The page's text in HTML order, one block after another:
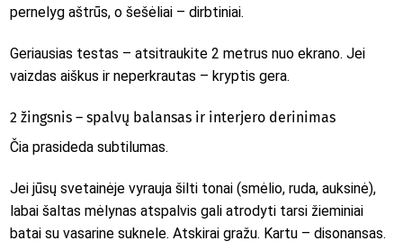
pernelyg aštrūs, o šešėliai – dirbtiniai.
Geriausias testas – atsitraukite 2 metrus nuo ekrano. Jei
vaizdas aiškus ir neperkrautas – kryptis gera.
2 žingsnis – spalvų balansas ir interjero derinimas
Čia prasideda subtilumas.
Jei jūsų svetainėje vyrauja šilti tonai (smėlio, ruda, auksinė),
labai šaltas mėlynas atspalvis gali atrodyti tarsi žieminiai
batai su vasarine suknele. Atskirai gražu. Kartu – disonansas.